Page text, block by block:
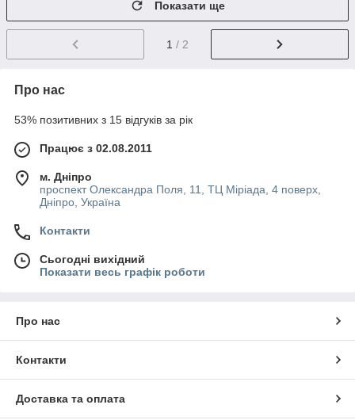
Показати ще
1 / 2
Про нас
53% позитивних з 15 відгуків за рік
Працює з 02.08.2011
м. Дніпро
проспект Олександра Поля, 11, ТЦ Міріада, 4 поверх,
Дніпро, Україна
Контакти
Сьогодні вихідний
Показати весь графік роботи
Про нас
Контакти
Доставка та оплата